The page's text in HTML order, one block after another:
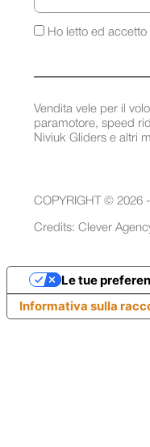
Vendita vele per il
paramotore, speed
Niviuk Gliders e altri
Ho letto ed accetto
COPYRIGHT © 2026
Credits: Clever
Informativa sulla
Le tue